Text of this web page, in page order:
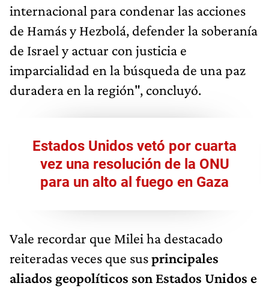
internacional para condenar las acciones
de Hamás y Hezbolá, defender la soberanía
de Israel y actuar con justicia e
imparcialidad en la búsqueda de una paz
duradera en la región", concluyó.
Estados Unidos vetó por cuarta
vez una resolución de la ONU
para un alto al fuego en Gaza
Vale recordar que Milei ha destacado
reiteradas veces que susprincipales
aliados geopolíticos son Estados Unidos e